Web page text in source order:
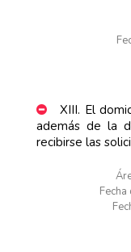
XIII. El
además de la
recibirse las